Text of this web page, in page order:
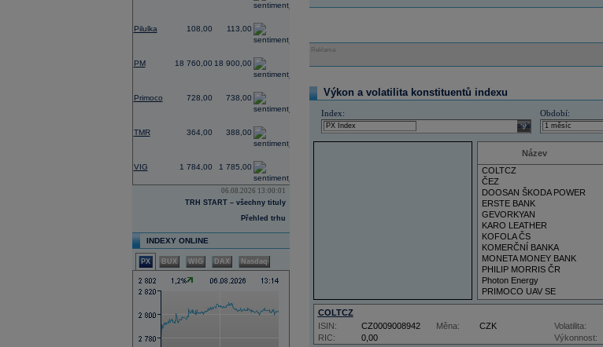
Pilulka 108,00 113,00
PM 18 760,00 18 900,00
0,75
Primoco 728,00 738,00
0,00
TMR 364,00 388,00
VIG 1 784,00 1 785,00
06.08.2026 13:00:01
TRH START – všechny tituly
Přehled trhu
INDEXY ONLINE
PX BUX WIG DAX Nasdaq
Reklama
Výkon a volatilita konstituentů indexu
Index:
select
Období:
Název
COLTCZ
ČEZ
DOOSAN ŠKODA POWER
ERSTE BANK
GEVORKYAN
KARO LEATHER
KOFOLA ČS
KOMERČNÍ BANKA
MONETA MONEY BANK
PHILIP MORRIS ČR
Photon Energy
PRIMOCO UAV SE
VIG
COLTCZ
RIC: 0,00
ISIN: CZ0009008942 Měna: CZK Volatilita:
Výkonnost: